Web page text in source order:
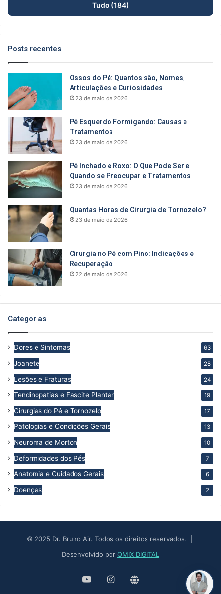
Tudo (184)
Posts recentes
Ossos do Pé: Quantos são, Nomes,
Articulações e Curiosidades
23 de maio de 2026
Pé Esquerdo Formigando: Causas e
Tratamentos
23 de maio de 2026
Pé Inchado e Roxo: O Que Pode Ser e
Quando se Preocupar e Tratamentos
23 de maio de 2026
Quantas Horas de Cirurgia de Tornozelo?
23 de maio de 2026
Cirurgia no Pé com Pino: Indicações e
Recuperação
22 de maio de 2026
Categorias
Dores e Sintomas 63
Joanete 28
Lesões e Fraturas 24
Tendinopatias e Fascite Plantar 19
Cirurgias do Pé e Tornozelo 17
Patologias e Condições Gerais 13
Neuroma de Morton 10
Deformidades dos Pés 7
Anatomia e Cuidados Gerais 6
Doenças 2
© 2025 Dr. Bruno Air. Todos os direitos reservados. |
Desenvolvido por QMIX DIGITAL
YouTubeInstagram
Site